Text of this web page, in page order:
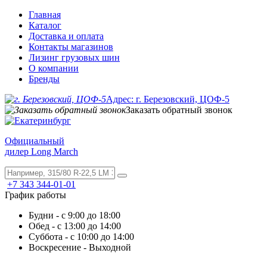
Главная
Каталог
Доставка и оплата
Контакты магазинов
Лизинг грузовых шин
О компании
Бренды
Адрес: г. Березовский, ЦОФ-5
Заказать обратный звонок
Официальный
дилер Long March
+7 343 344-01-01
График работы
Будни - с 9:00 до 18:00
Обед - с 13:00 до 14:00
Суббота - с 10:00 до 14:00
Воскресение - Выходной